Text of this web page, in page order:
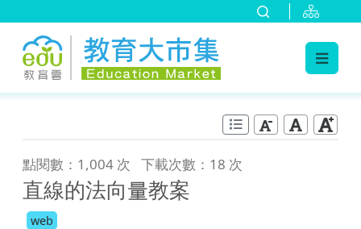
點閱數：1,004 次 下載次數：18 次
直線的法向量教案
web